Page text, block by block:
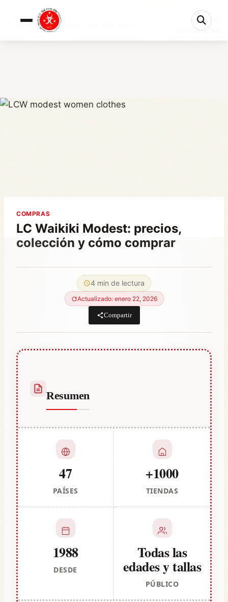
LC Waikiki Modest: precios, colección y cómo co...
4 min restantes
COMPRAS
LC Waikiki Modest: precios,
colección y cómo comprar
4 min de lectura
Actualizado: enero 22, 2026
Compartir
Resumen
47
PAÍSES
+1000
TIENDAS
1988
DESDE
Todas las
edades y tallas
PÚBLICO